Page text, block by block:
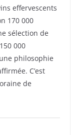
effervescents
170 000
sélection de
000
philosophie
C’est
de